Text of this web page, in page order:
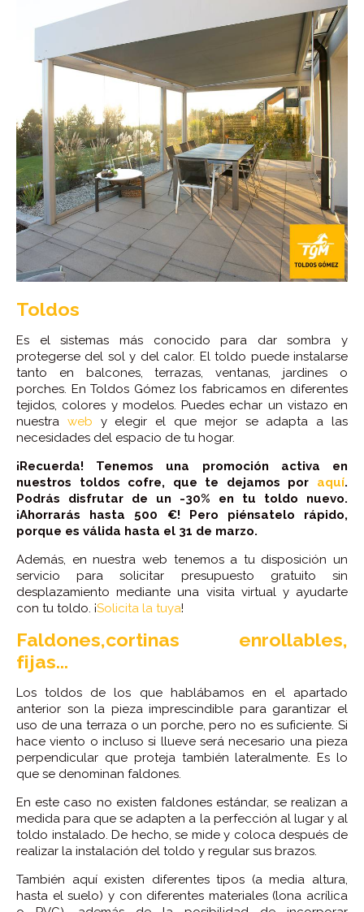
Toldos
Es el sistemas más conocido para dar sombra y
protegerse del sol y del calor. El toldo puede instalarse
tanto en balcones, terrazas, ventanas, jardines o
porches. En Toldos Gómez los fabricamos en diferentes
tejidos, colores y modelos. Puedes echar un vistazo en
nuestra web y elegir el que mejor se adapta a las
necesidades del espacio de tu hogar.
¡Recuerda! Tenemos una promoción activa en
nuestros toldos cofre, que te dejamos por aquí.
Podrás disfrutar de un -30% en tu toldo nuevo.
¡Ahorrarás hasta 500 €! Pero piénsatelo rápido,
porque es válida hasta el 31 de marzo.
Además, en nuestra web tenemos a tu disposición un
servicio para solicitar presupuesto gratuito sin
desplazamiento mediante una visita virtual y ayudarte
con tu toldo. ¡Solicita la tuya!
Faldones,cortinas enrollables,
fijas...
Los toldos de los que hablábamos en el apartado
anterior son la pieza imprescindible para garantizar el
uso de una terraza o un porche, pero no es suficiente. Si
hace viento o incluso si llueve será necesario una pieza
perpendicular que proteja también lateralmente. Es lo
que se denominan faldones.
En este caso no existen faldones estándar, se realizan a
medida para que se adapten a la perfección al lugar y al
toldo instalado. De hecho, se mide y coloca después de
realizar la instalación del toldo y regular sus brazos.
También aquí existen diferentes tipos (a media altura,
hasta el suelo) y con diferentes materiales (lona acrílica